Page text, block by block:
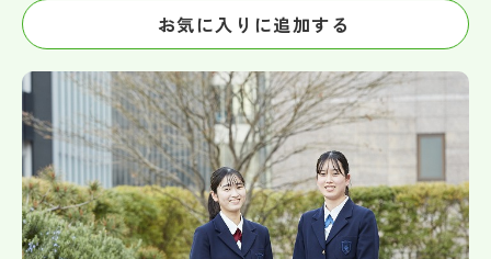
私学探検隊
帰国生受験情報
説明会・イベント情報
よみもの
お気に入りに追加する